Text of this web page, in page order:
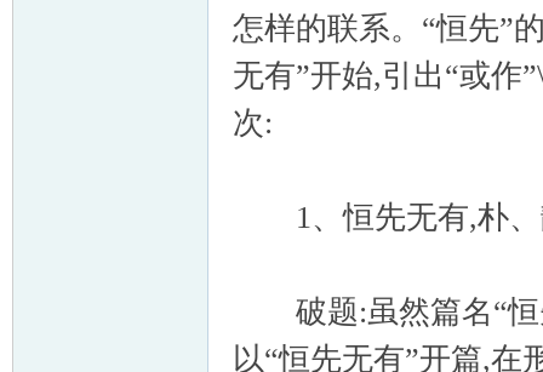
怎样的联系。“恒先”
无有”开始,引出“或作
次:
1、恒先无有,朴、
破题:虽然篇名“恒
以“恒先无有”开篇,在